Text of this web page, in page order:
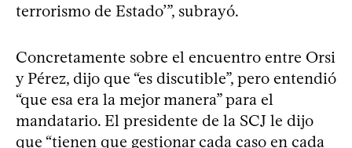
terrorismo de Estado’”, subrayó.
Concretamente sobre el encuentro entre Orsi
y Pérez, dijo que “es discutible”, pero entendió
“que esa era la mejor manera” para el
mandatario. El presidente de la SCJ le dijo
que “tienen que gestionar cada caso en cada